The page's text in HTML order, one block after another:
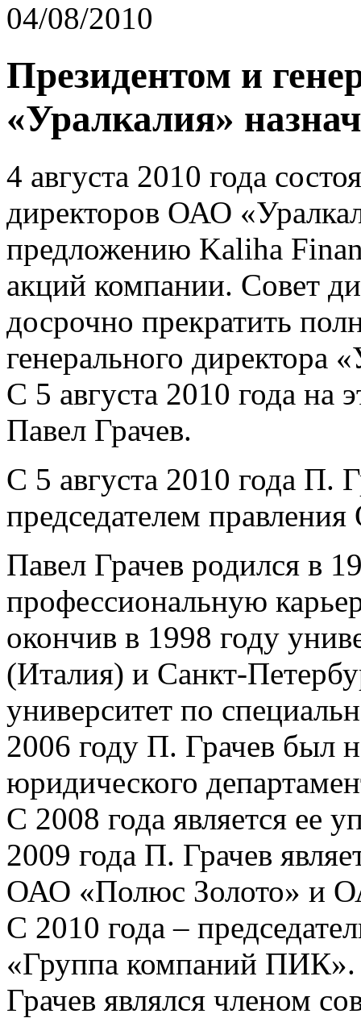
04/08/2010
Президентом и
«Уралкалия»
4 августа 2010 года
директоров ОАО
предложению Kaliha
акций компании. Совет
досрочно прекратить
генерального директора
С 5 августа 2010 года на
Павел Грачев.
С 5 августа 2010 года П.
председателем
Павел Грачев родился в
профессиональную
окончив в 1998 году
(Италия) и Санкт-
университет по
2006 году П. Грачев был
юридического
С 2008 года является ее
2009 года П. Грачев
ОАО «Полюс Золото» и
С 2010 года –
«Группа компаний
Грачев являлся членом